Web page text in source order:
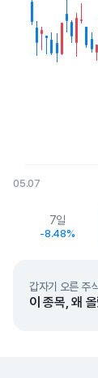
05.07
End of
7일
-8.48%
갑자기 오른 주
이 종목, 왜